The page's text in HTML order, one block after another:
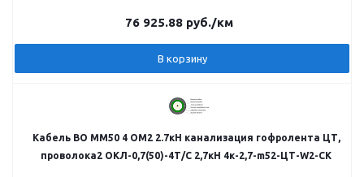
76 925.88 руб./км
В корзину
Кабель ВО MM50 4 OM2 2.7кН канализация гофролента ЦТ,
проволока2 ОКЛ-0,7(50)-4Т/С 2,7кН 4к-2,7-m52-ЦТ-W2-СК